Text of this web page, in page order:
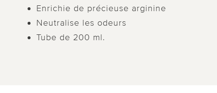
Enrichie de précieuse arginine
Neutralise les odeurs
Tube de 200 ml.